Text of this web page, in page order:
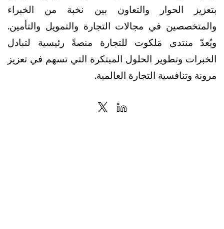
بتعزيز الحوار والتعاون بين نخبة من الخبراء
والمتخصصين في مجالات التجارة والتمويل والتأمين.
ويُعدّ منتدى مَلكوت للتجارة منصةً رئيسية لتبادل
الخبرات وتطوير الحلول المبتكرة التي تسهم في تعزيز
مرونة وتنافسية التجارة العالمية.